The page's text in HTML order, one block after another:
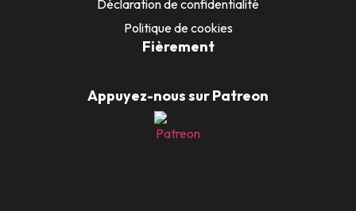
Déclaration de confidentialité
Politique de cookies
Fièrement
Appuyez-nous sur Patreon